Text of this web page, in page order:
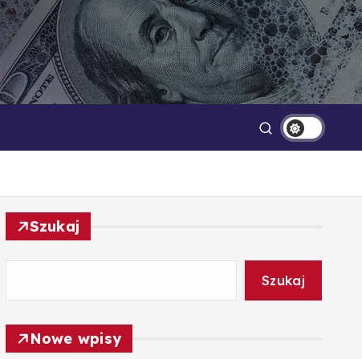
Szukaj
Szukaj
Nowe wpisy